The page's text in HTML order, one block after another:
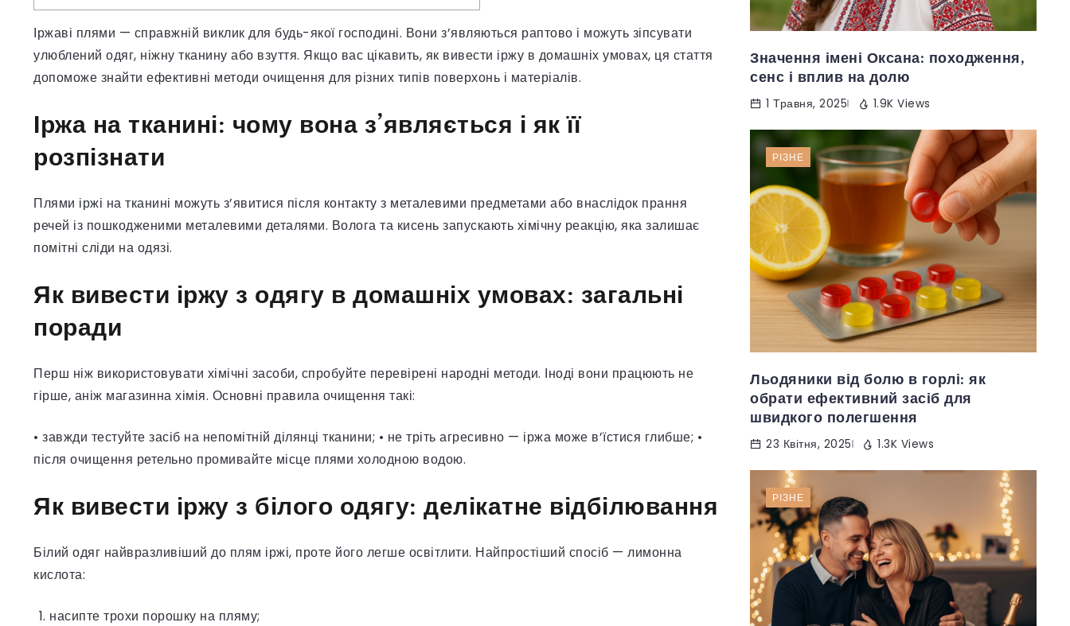
Іржаві плями — справжній виклик для будь-якої господині. Вони з’являються раптово і можуть зіпсувати
улюблений одяг, ніжну тканину або взуття. Якщо вас цікавить, як вивести іржу в домашніх умовах, ця стаття
допоможе знайти ефективні методи очищення для різних типів поверхонь і матеріалів.
Іржа на тканині: чому вона з’являється і як її
розпізнати
Плями іржі на тканині можуть з’явитися після контакту з металевими предметами або внаслідок прання
речей із пошкодженими металевими деталями. Волога та кисень запускають хімічну реакцію, яка залишає
помітні сліди на одязі.
Як вивести іржу з одягу в домашніх умовах: загальні
поради
Перш ніж використовувати хімічні засоби, спробуйте перевірені народні методи. Іноді вони працюють не
гірше, аніж магазинна хімія. Основні правила очищення такі:
• завжди тестуйте засіб на непомітній ділянці тканини; • не тріть агресивно — іржа може в’їстися глибше; •
після очищення ретельно промивайте місце плями холодною водою.
Як вивести іржу з білого одягу: делікатне відбілювання
Білий одяг найвразливіший до плям іржі, проте його легше освітлити. Найпростіший спосіб — лимонна
кислота:
насипте трохи порошку на пляму;
Значення імені Оксана: походження,
сенс і вплив на долю
1 Травня, 2025 1.9K Views
РІЗНЕ
Льодяники від болю в горлі: як
обрати ефективний засіб для
швидкого полегшення
23 Квітня, 2025 1.3K Views
РІЗНЕ